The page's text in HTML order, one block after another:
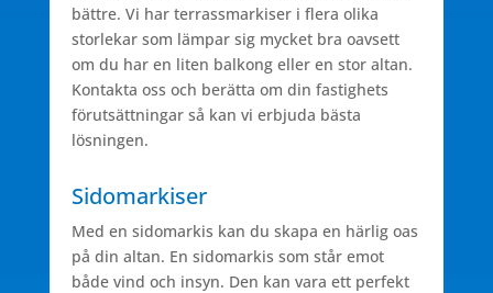
bättre. Vi har terrassmarkiser i flera olika
storlekar som lämpar sig mycket bra oavsett
om du har en liten balkong eller en stor altan.
Kontakta oss och berätta om din fastighets
förutsättningar så kan vi erbjuda bästa
lösningen.
Sidomarkiser
Med en sidomarkis kan du skapa en härlig oas
på din altan. En sidomarkis som står emot
både vind och insyn. Den kan vara ett perfekt